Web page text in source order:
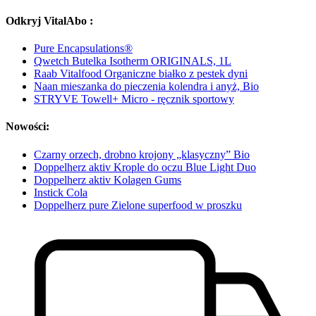
Odkryj VitalAbo :
Pure Encapsulations®
Qwetch Butelka Isotherm ORIGINALS, 1L
Raab Vitalfood Organiczne białko z pestek dyni
Naan mieszanka do pieczenia kolendra i anyż, Bio
STRYVE Towell+ Micro - ręcznik sportowy
Nowości:
Czarny orzech, drobno krojony „klasyczny” Bio
Doppelherz aktiv Krople do oczu Blue Light Duo
Doppelherz aktiv Kolagen Gums
Instick Cola
Doppelherz pure Zielone superfood w proszku